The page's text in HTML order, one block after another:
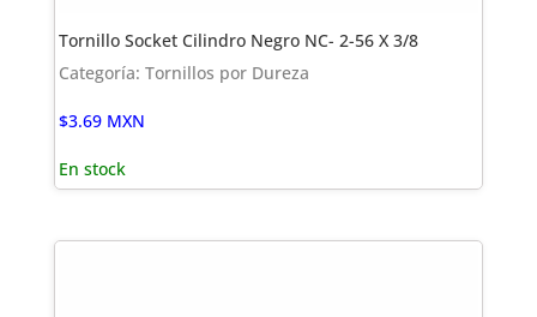
Tornillo Socket Cilindro Negro NC- 2-56 X 3/8
Categoría: Tornillos por Dureza
$3.69 MXN
En stock